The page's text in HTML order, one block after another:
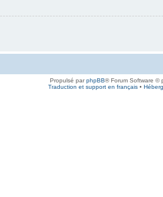
Propulsé parphpBB® Forum Software ©
Traduction et support en français•